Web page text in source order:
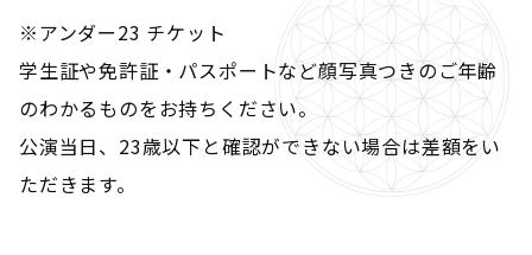
※アンダー23 チケット
学生証や免許証・パスポートなど顔写真つきのご年齢
のわかるものをお持ちください。
公演当日、23歳以下と確認ができない場合は差額をい
ただきます。